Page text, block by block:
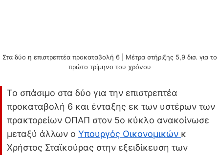
Στα δύο η επιστρεπτέα προκαταβολή 6 | Μέτρα στήριξης 5,9 δισ. για το
πρώτο τρίμηνο του χρόνου
Το σπάσιμο στα δύο για την επιστρεπτέα
προκαταβολή 6 και ένταξης εκ των υστέρων των
πρακτορείων ΟΠΑΠ στον 5ο κύκλο ανακοίνωσε
μεταξύ άλλων ο Υπουργός Οικονομικών κ
Χρήστος Σταϊκούρας στην εξειδίκευση των